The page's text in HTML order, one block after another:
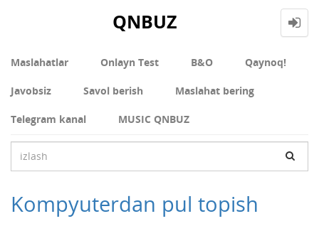
QNBUZ
Maslahatlar Onlayn Test В&О Qaynoq!
Javobsiz Savol berish Maslahat bering
Telegram kanal MUSIC QNBUZ
Kompyuterdan pul topish